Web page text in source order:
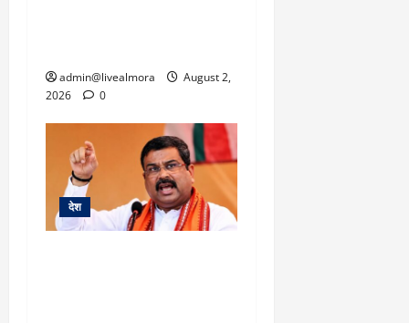
admin@livealmora
August 2,
2026
0
देश